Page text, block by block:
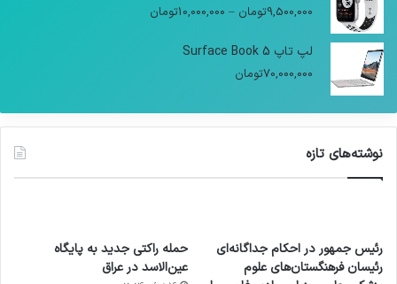
9,500,000تومان –
10,000,000تومان
لپ تاپ Surface Book 5
70,000,000تومان
نوشته‌های تازه
رئیس جمهور در احکام جداگانه‌ای
رئیسان فرهنگستان‌های علوم
حمله راکتی جدید به پایگاه
عین‌الاسد در عراق